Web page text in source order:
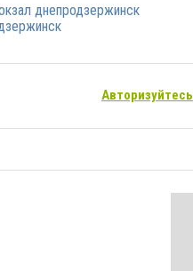
днепродзержинск
Авторизуйтесь